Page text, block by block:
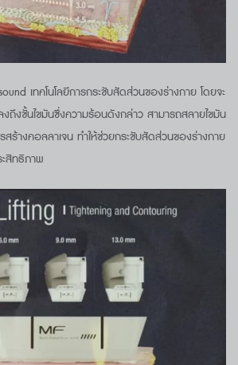
เทคโนโลยีการกระชับสัดส่วนของร่างกาย โดยจะ
ถึงชั้นไขมันซึ่งความร้อนดังกล่าว สามารถสลายไขมัน
ร้างคอลลาเจน ทำให้ช่วยกระชับสัดส่วนของร่างกาย
สิทธิภาพ